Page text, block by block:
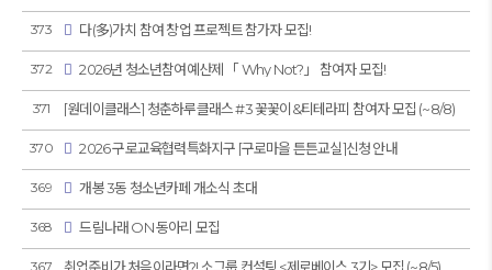
373 다(多)가치 참여 창업 프로젝트 참가자 모집!
372 2026년 청소년참여예산제 「 Why Not?」 참여자 모집!
371 [원데이클래스] 청춘하루클래스 #3 꽃꽃이&티테라피 참여자 모집 (~8/8)
370 2026 구로교육협력특화지구 [구로마을 튼튼교실]신청 안내
369 개봉 3동 청소년카페 개소식 초대
368 드림나래 ON 동아리 모집
367